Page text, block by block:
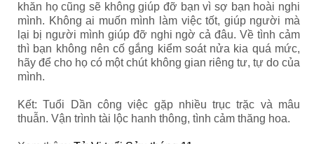
khăn họ cũng sẽ không giúp đỡ bạn vì sợ bạn hoài nghi
mình. Không ai muốn mình làm việc tốt, giúp người mà
lại bị người mình giúp đỡ nghi ngờ cả đâu. Về tình cảm
thì bạn không nên cố gắng kiểm soát nửa kia quá mức,
hãy để cho họ có một chút không gian riêng tư, tự do của
mình.
Kết: Tuổi Dần công việc gặp nhiều trục trặc và mâu
thuẫn. Vận trình tài lộc hanh thông, tình cảm thăng hoa.